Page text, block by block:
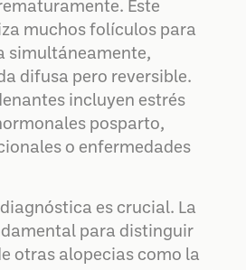
Este
muchos folículos para
simultáneamente,
difusa pero reversible.
incluyen estrés
posparto,
o enfermedades
es crucial. La
para distinguir
otras alopecias como la